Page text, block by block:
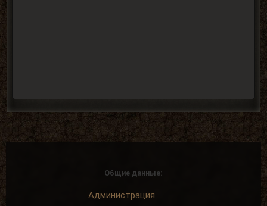
Общие данные:
Администрация